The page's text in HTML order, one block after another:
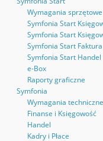
Wymagania sprzętowe
Symfonia Start
Symfonia Start
Symfonia Start Faktura
Symfonia Start Handel
e-Box
Raporty graficzne
Symfonia
Wymagania techniczne
Finanse i Księgowość
Handel
Kadry i Płace